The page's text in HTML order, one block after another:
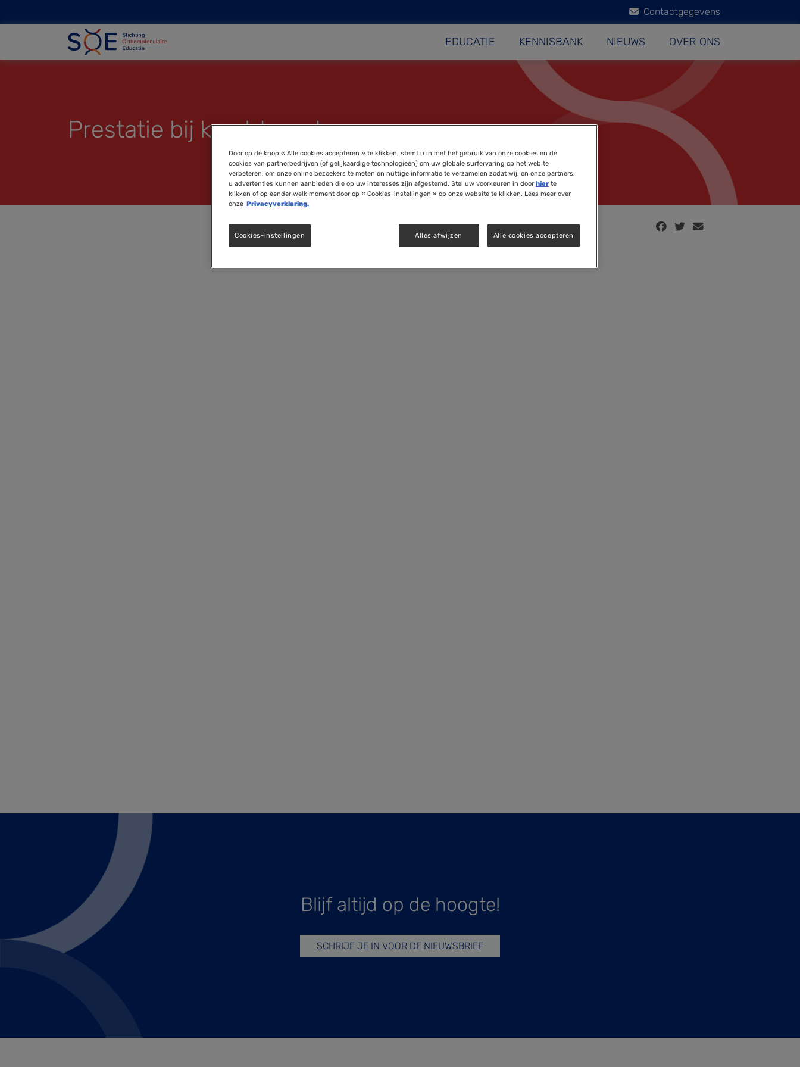
Contactgegevens
EDUCATIE KENNISBANK NIEUWS OVER ONS
Prestatie bij krachtsporten
Blijf altijd op de hoogte!
SCHRIJF JE IN VOOR DE NIEUWSBRIEF
Door op de knop « Alle cookies accepteren » te klikken, stemt u in met het gebruik van onze cookies en de
cookies van partnerbedrijven (of gelijkaardige technologieën) om uw globale surfervaring op het web te
verbeteren, om onze online bezoekers te meten en nuttige informatie te verzamelen zodat wij, en onze partners,
u advertenties kunnen aanbieden die op uw interesses zijn afgestemd. Stel uw voorkeuren in door hierte
klikken of op eender welk moment door op « Cookies-instellingen » op onze website te klikken. Lees meer over
onze Privacyverklaring.
Alles afwijzen Alle cookies accepteren
Cookies-instellingen